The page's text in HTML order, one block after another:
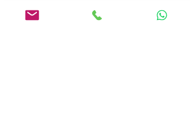
minutos. Em seguida enxágue o produto